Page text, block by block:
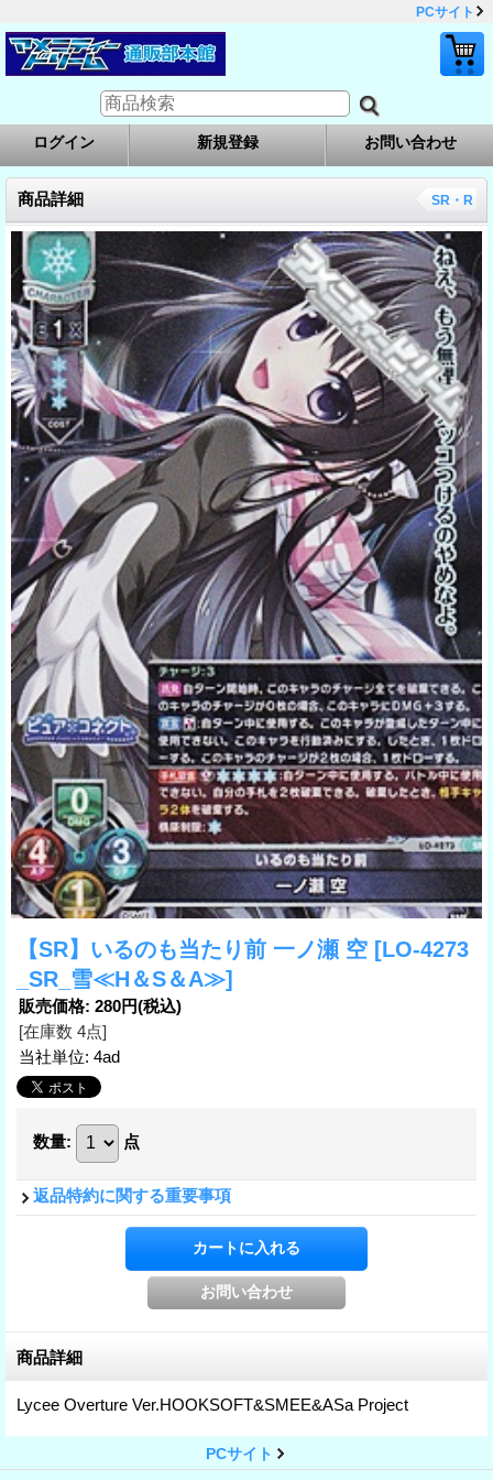
PCサイト
ログイン 新規登録 お問い合わせ
商品詳細 SR・R
【SR】いるのも当たり前 一ノ瀬 空 [LO-4273
_SR_雪≪H＆S＆A≫]
販売価格: 280円(税込)
[在庫数 4点]
当社単位: 4ad
数量: 点
返品特約に関する重要事項
商品詳細
Lycee Overture Ver.HOOKSOFT&SMEE&ASa Project
PCサイト